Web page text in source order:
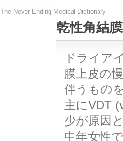
乾性角結
ドライア
膜上皮の
伴うもの
主にVDT
少が原因
中年女性
The Never Ending Medical Dictionary